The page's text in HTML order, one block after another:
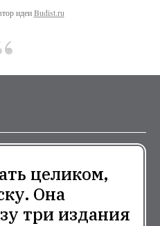
идеиBudist.ru
целиком,
Она
три издания